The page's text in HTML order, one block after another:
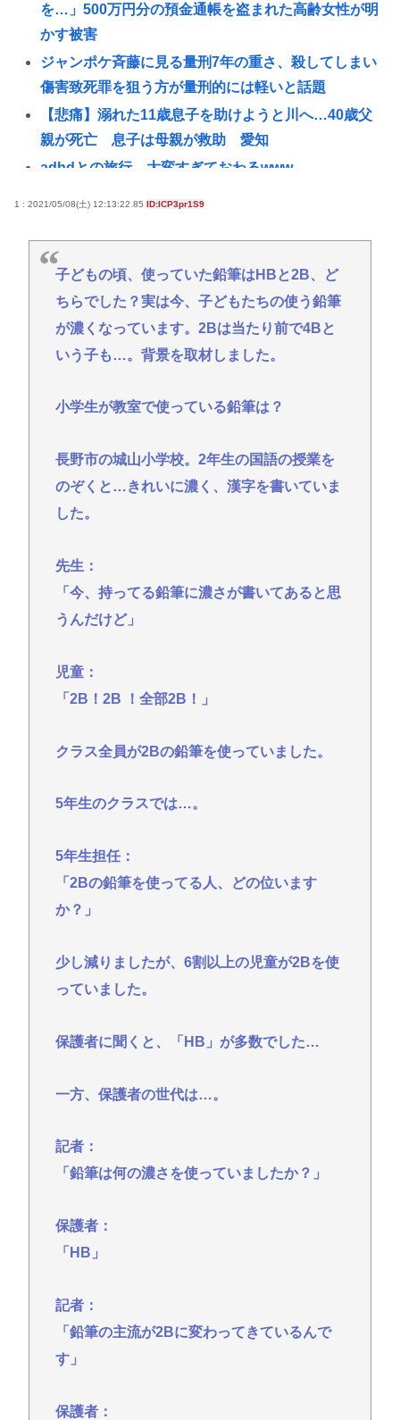
を…」500万円分の預金通帳を盗まれた高齢女性が明
かす被害
ジャンポケ斉藤に見る量刑7年の重さ、殺してしまい
傷害致死罪を狙う方が量刑的には軽いと話題
【悲痛】溺れた11歳息子を助けようと川へ…40歳父
親が死亡 息子は母親が救助 愛知
adhdとの旅行、大変すぎておわるwww
阿波おどりで女性の体強調した無断動画拡散、憤る
踊り手「悲しいし気持ち悪い」…悪質なケースは警
察への相談検討
初めてソープランド行った感想を教えて
39歳で年収240万だけど将来が不安で夏休み楽しめな
ジャンポケ斉藤に見る量刑7年の重さ、殺してしまい
【悲報】脳外科医さん「腫瘍取るぞ！」→腫瘍じゃ
ない×2→正常な脳を摘出・・・・・・・・・
【悲報】瀬戸環奈さん、スタイルがよすぎて隣の一
パヨク「中国が日本を占領するのってすごく簡単だ
と思うよ。西日本の原発にミサイルを撃ち込めばい
い」 [8/9]
うと回答！
1 : 2021/05/08(土) 12:13:22.85 ID:ICP3pr1S9
子どもの頃、使っていた鉛筆はHBと2B、ど
ちらでした？実は今、子どもたちの使う鉛筆
が濃くなっています。2Bは当たり前で4Bと
いう子も…。背景を取材しました。
小学生が教室で使っている鉛筆は？
長野市の城山小学校。2年生の国語の授業を
のぞくと…きれいに濃く、漢字を書いていま
した。
先生：
「今、持ってる鉛筆に濃さが書いてあると思
うんだけど」
児童：
「2B！2B ！全部2B！」
クラス全員が2Bの鉛筆を使っていました。
5年生のクラスでは…。
5年生担任：
「2Bの鉛筆を使ってる人、どの位います
か？」
少し減りましたが、6割以上の児童が2Bを使
っていました。
保護者に聞くと、「HB」が多数でした…
一方、保護者の世代は…。
記者：
「鉛筆は何の濃さを使っていましたか？」
保護者：
「HB」
記者：
「鉛筆の主流が2Bに変わってきているんで
す」
保護者：